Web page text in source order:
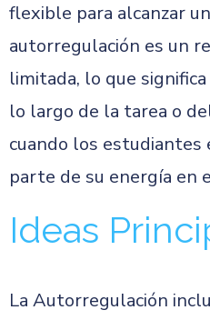
flexible para alcanzar
autorregulación es un
limitada, lo que
lo largo de la tarea o
cuando los estudiantes
parte de su energía en
Ideas
La Autorregulación